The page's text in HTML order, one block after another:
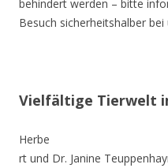
behindert werden – bitte
Besuch sicherheitshalber bei
Vielfältige Tierwelt
Herbe
rt und Dr. Janine